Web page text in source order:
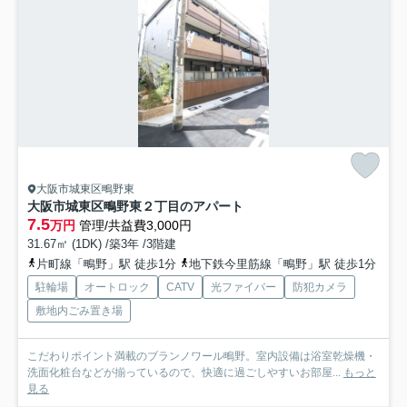
大阪市城東区鴫野東
大阪市城東区鴫野東２丁目のアパート
7.5万円 管理/共益費3,000円
31.67㎡ (1DK) /築3年 /3階建
片町線「鴫野」駅 徒歩1分
地下鉄今里筋線「鴫野」駅 徒歩1分
駐輪場 オートロック CATV 光ファイバー
防犯カメラ
敷地内ごみ置き場
こだわりポイント満載のブランノワール鴫野。室内設備は浴室乾燥機・
洗面化粧台などが揃っているので、快適に過ごしやすいお部屋...
もっと
見る